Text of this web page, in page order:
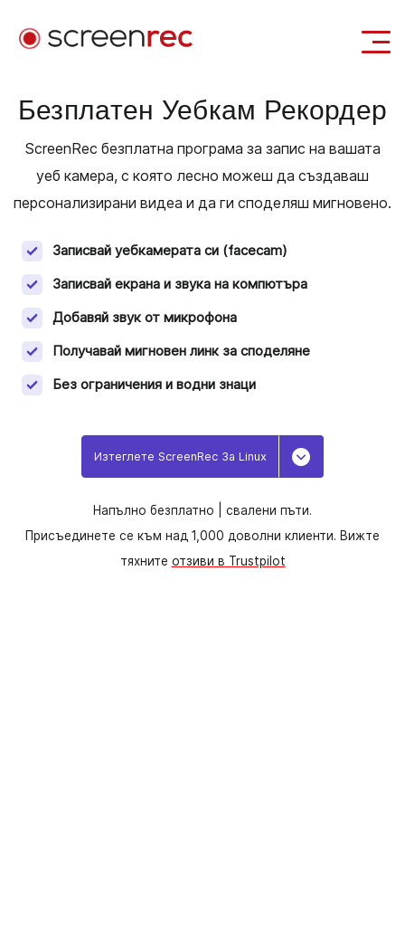
Вход
Безплатен Уебкам Рекордер
ScreenRec безплатна програма за запис на вашата
уеб камера, с която лесно можеш да създаваш
персонализирани видеа и да ги споделяш мигновено.
Записвай уебкамерата си (facecam)
Записвай екрана и звука на компютъра
Добавяй звук от микрофона
Получавай мигновен линк за споделяне
Без ограничения и водни знаци
Изтеглете ScreenRec За Linux
Toggle
Напълно безплатно | свалени пъти.
Присъединете се към над 1,000 доволни клиенти. Вижте
тяхните отзиви в Trustpilot